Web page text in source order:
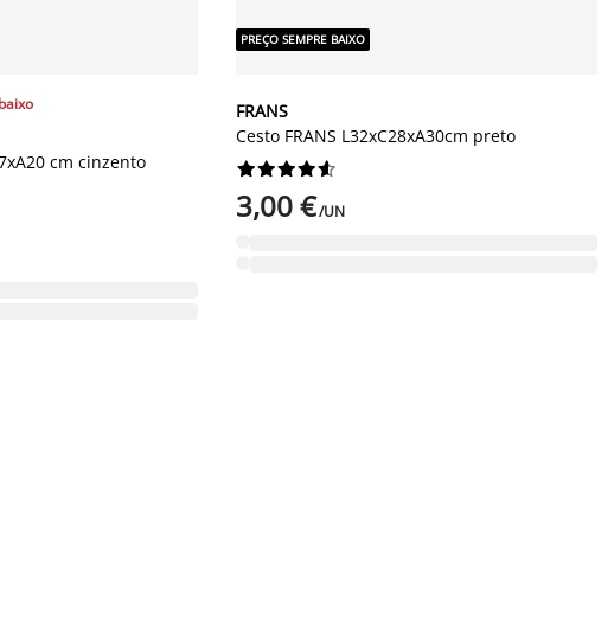
cm cinzento
PREÇO SEMPRE BAIXO
FRANS
Cesto FRANS L32xC28xA30cm preto






3,00 €/UN